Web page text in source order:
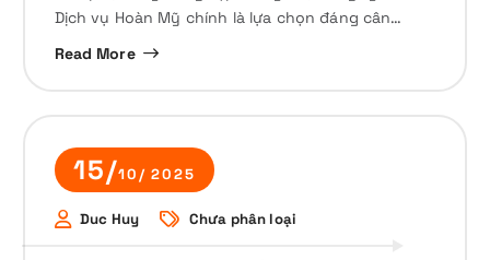
Dịch vụ Hoàn Mỹ chính là lựa chọn đáng cân…
Read More
15/10/ 2025
Duc Huy Chưa phân loại